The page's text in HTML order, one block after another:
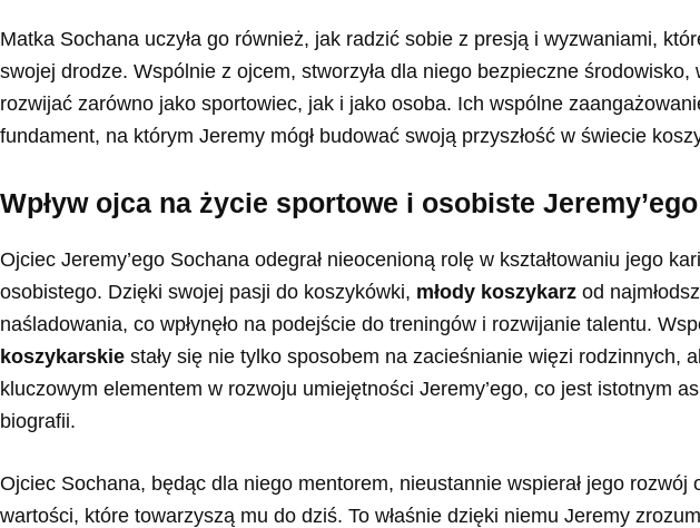
Matka Sochana uczyła go również, jak radzić sobie z presją i wyzwaniami,
swojej drodze. Wspólnie z ojcem, stworzyła dla niego bezpieczne środowisko,
rozwijać zarówno jako sportowiec, jak i jako osoba. Ich wspólne
fundament, na którym Jeremy mógł budować swoją przyszłość w świecie
Wpływ ojca na życie sportowe i osobiste Jeremy’ego
Ojciec Jeremy’ego Sochana odegrał nieocenioną rolę w kształtowaniu jego
osobistego. Dzięki swojej pasji do koszykówki, młody koszykarz od
naśladowania, co wpłynęło na podejście do treningów i rozwijanie talentu.
koszykarskie stały się nie tylko sposobem na zacieśnianie więzi rodzinnych,
kluczowym elementem w rozwoju umiejętności Jeremy’ego, co jest istotnym
biografii.
Ojciec Sochana, będąc dla niego mentorem, nieustannie wspierał jego rozwój
wartości, które towarzyszą mu do dziś. To właśnie dzięki niemu Jeremy